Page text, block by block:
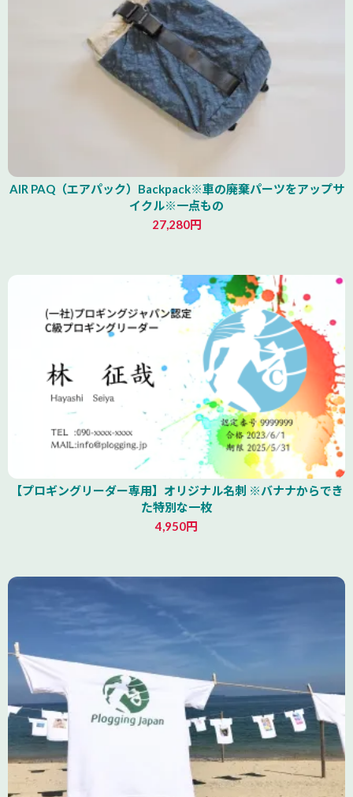
AIR PAQ（エアパック）Backpack※車の廃棄パーツをアップサ
イクル※一点もの
27,280円
【プロギングリーダー専用】オリジナル名刺 ※バナナからでき
た特別な一枚
4,950円